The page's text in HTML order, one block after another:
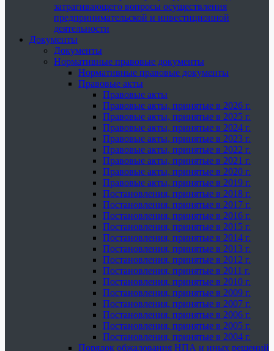
затрагивающего вопросы осуществления
предпринимательской и инвестиционной
деятельности
Документы
Документы
Нормативные правовые документы
Нормативные правовые документы
Правовые акты
Правовые акты
Правовые акты, принятые в 2026 г.
Правовые акты, принятые в 2025 г.
Правовые акты, принятые в 2024 г.
Правовые акты, принятые в 2023 г.
Правовые акты, принятые в 2022 г.
Правовые акты, принятые в 2021 г.
Правовые акты, принятые в 2020 г.
Правовые акты, принятые в 2019 г.
Постановления, принятые в 2018 г.
Постановления, принятые в 2017 г.
Постановления, принятые в 2016 г.
Постановления, принятые в 2015 г.
Постановления, принятые в 2014 г.
Постановления, принятые в 2013 г.
Постановления, принятые в 2012 г.
Постановления, принятые в 2011 г.
Постановления, принятые в 2010 г.
Постановления, принятые в 2009 г.
Постановления, принятые в 2007 г.
Постановления, принятые в 2006 г.
Постановления, принятые в 2005 г.
Постановления, принятые в 2004 г.
Порядок обжалования НПА и иных решений